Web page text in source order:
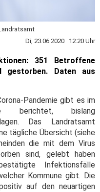
Di, 23.06.2020 12:20 Uhr
351 Betroffene
gestorben. Daten aus
Pandemie gibt es im
berichtet, bislang
Das Landratsamt
tägliche Übersicht (siehe
die mit dem Virus
sind, gelebt haben
Infektionsfälle
Kommune gibt. Die
auf den neuartigen